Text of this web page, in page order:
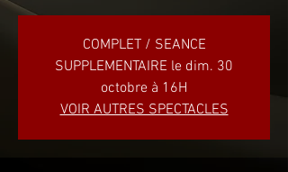
COMPLET / SEANCE
SUPPLEMENTAIRE le dim. 30
octobre à 16H
VOIR AUTRES SPECTACLES